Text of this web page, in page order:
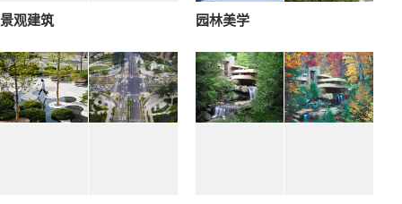
景观建筑 园林美学